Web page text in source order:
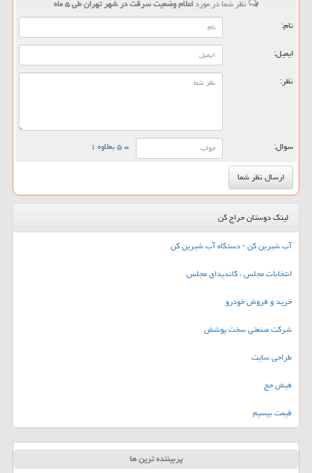
نظر شما در مورداعلام وضعیت سرقت در شهر تهران طی ۵ ماه
نام:
ایمیل:
نظر:
سوال: = ۵ بعلاوه ۱
لینک دوستان حراج کن
آب شیرین کن - دستگاه آب شیرین کن
انتخابات مجلس ، کاندیدای مجلس
خرید و فروش خودرو
شرکت صنعتی سخت پوشش
طراحی سایت
فیش حج
قیمت بیسیم
پربیننده ترین ها